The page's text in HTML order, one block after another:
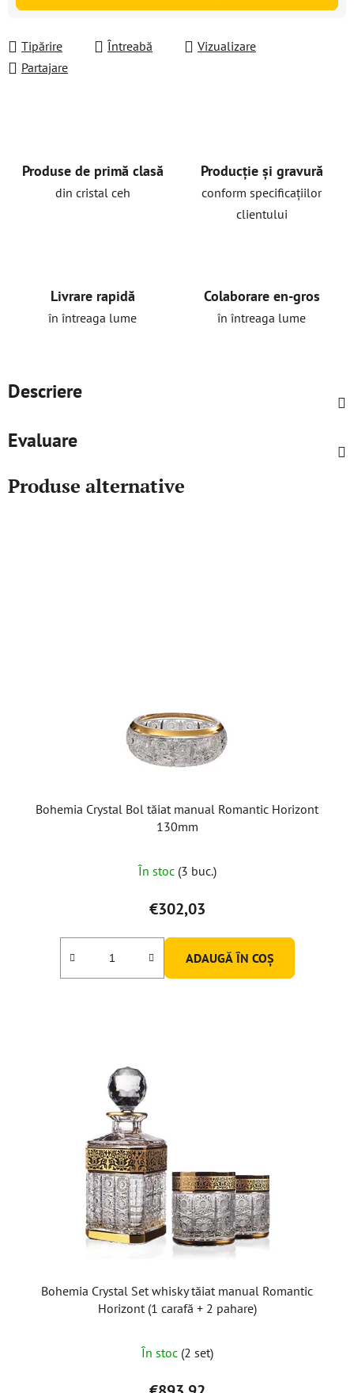
Tipărire Întreabă
Vizualizare
Partajare
Produse de primă clasă
din cristal ceh
Producție și gravură
conform specificațiilor
clientului
Livrare rapidă
în întreaga lume
Colaborare en-gros
în întreaga lume
Descriere
Evaluare
Produse alternative
Bohemia Crystal Bol tăiat manual Romantic Horizont
130mm
În stoc (3 buc.)
€302,03
ADAUGĂ ÎN COŞ
Bohemia Crystal Set whisky tăiat manual Romantic
Horizont (1 carafă + 2 pahare)
medie
a
În stoc (2 set)